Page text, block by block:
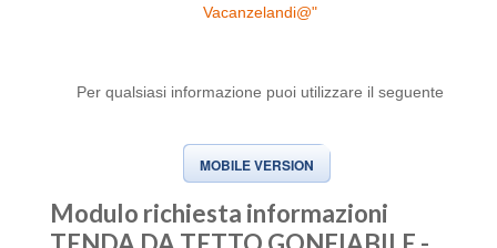
Vacanzelandi@"
Per qualsiasi informazione puoi utilizzare il seguente
MOBILE VERSION
Modulo richiesta informazioni